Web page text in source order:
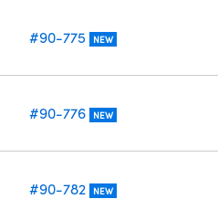
#90-775 NEW
#90-776 NEW
#90-782 NEW